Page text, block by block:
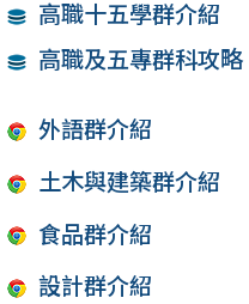
高職十五學群介紹
高職及五專群科攻略
外語群介紹
土木與建築群介紹
食品群介紹
設計群介紹